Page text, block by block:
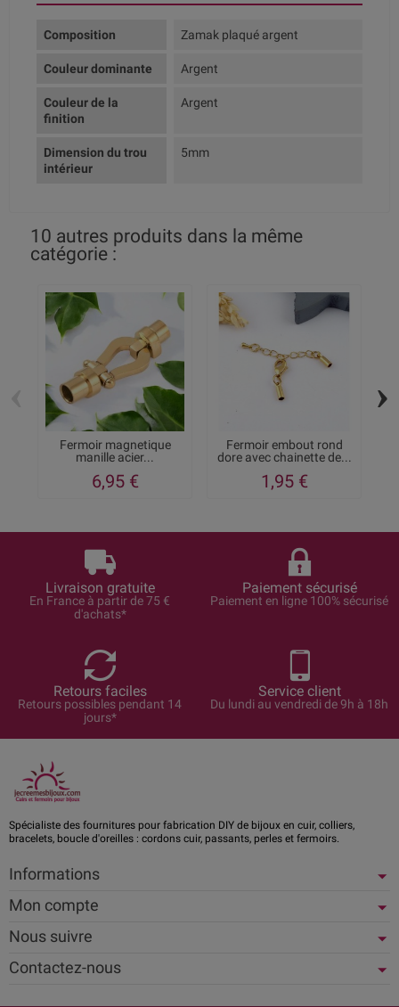
Composition Zamak plaqué argent
Couleur dominante Argent
Couleur de la
finition
Argent
Dimension du trou
intérieur
5mm
10 autres produits dans la même
catégorie :
Fermoir magnetique
manille acier...
6,95 €
Fermoir embout rond
dore avec chainette de...
1,95 €
›
Livraison gratuite
En France à partir de 75 €
d'achats*
Paiement sécurisé
Paiement en ligne 100% sécurisé
Retours faciles
Retours possibles pendant 14
jours*
Service client
Du lundi au vendredi de 9h à 18h
Spécialiste des fournitures pour fabrication DIY de bijoux en cuir, colliers,
bracelets, boucle d'oreilles : cordons cuir, passants, perles et fermoirs.
Informations
Mon compte
Nous suivre
Contactez-nous